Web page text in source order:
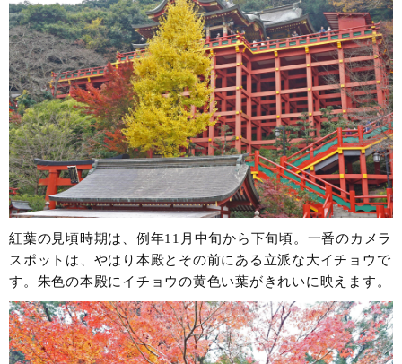
紅葉の見頃時期は、例年11月中旬から下旬頃。一番のカメラ
スポットは、やはり本殿とその前にある立派な大イチョウで
す。朱色の本殿にイチョウの黄色い葉がきれいに映えます。